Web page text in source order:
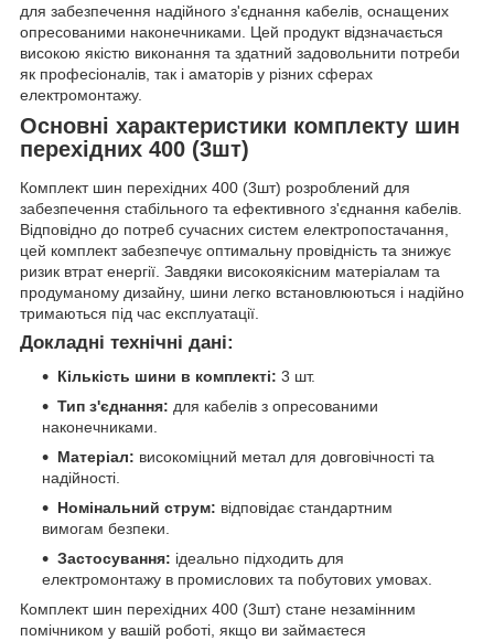
для забезпечення надійного з'єднання кабелів, оснащених
опресованими наконечниками. Цей продукт відзначається
високою якістю виконання та здатний задовольнити потреби
як професіоналів, так і аматорів у різних сферах
електромонтажу.
Основні характеристики комплекту шин
перехідних 400 (3шт)
Комплект шин перехідних 400 (3шт) розроблений для
забезпечення стабільного та ефективного з'єднання кабелів.
Відповідно до потреб сучасних систем електропостачання,
цей комплект забезпечує оптимальну провідність та знижує
ризик втрат енергії. Завдяки високоякісним матеріалам та
продуманому дизайну, шини легко встановлюються і надійно
тримаються під час експлуатації.
Докладні технічні дані:
Кількість шини в комплекті: 3 шт.
Тип з'єднання: для кабелів з опресованими
наконечниками.
Матеріал: високоміцний метал для довговічності та
надійності.
Номінальний струм: відповідає стандартним
вимогам безпеки.
Застосування: ідеально підходить для
електромонтажу в промислових та побутових умовах.
Комплект шин перехідних 400 (3шт) стане незамінним
помічником у вашій роботі, якщо ви займаєтеся